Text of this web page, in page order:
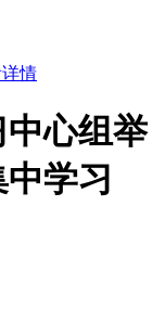
情
心组举
学习